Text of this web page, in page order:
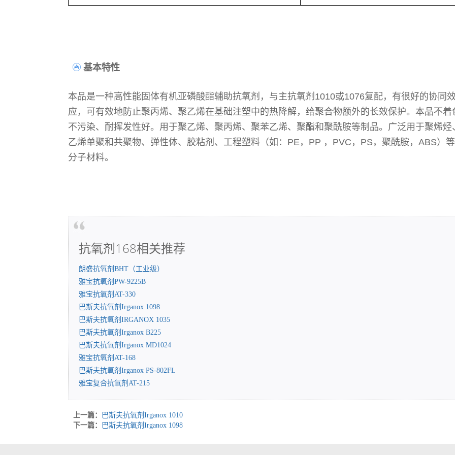
基本特性
本品是一种高性能固体有机亚磷酸酯辅助抗氧剂，与主抗氧剂1010或1076复配，有很好的协同
应，可有效地防止聚丙烯、聚乙烯在基础注塑中的热降解，给聚合物额外的长效保护。本品不着
不污染、耐挥发性好。用于聚乙烯、聚丙烯、聚苯乙烯、聚酯和聚酰胺等制品。广泛用于聚烯烃
乙烯单聚和共聚物、弹性体、胶粘剂、工程塑料（如：PE，PP ，PVC，PS，聚酰胺，ABS）
分子材料。
抗氧剂168相关推荐
朗盛抗氧剂BHT（工业级）
雅宝抗氧剂PW-9225B
雅宝抗氧剂AT-330
巴斯夫抗氧剂Irganox 1098
巴斯夫抗氧剂IRGANOX 1035
巴斯夫抗氧剂Irganox B225
巴斯夫抗氧剂Irganox MD1024
雅宝抗氧剂AT-168
巴斯夫抗氧剂Irganox PS-802FL
雅宝复合抗氧剂AT-215
上一篇：
巴斯夫抗氧剂Irganox 1010
下一篇：
巴斯夫抗氧剂Irganox 1098